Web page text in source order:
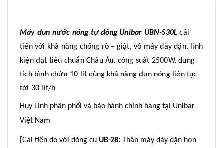
Máy đun nước nóng tự động Unibar UBN-S30L cải
tiến với khả năng chống rò – giật, vỏ máy dày dặn, linh
kiện đạt tiêu chuẩn Châu Âu, công suất 2500W, dung
tích bình chứa 10 lít cùng khả năng đun nóng liên tục
tới 30 lít/h
Huy Linh phân phối và bảo hành chính hãng tại Unibar
Việt Nam
[Cải tiến do với dòng cũ UB-28: Thân máy dày dặn hơn